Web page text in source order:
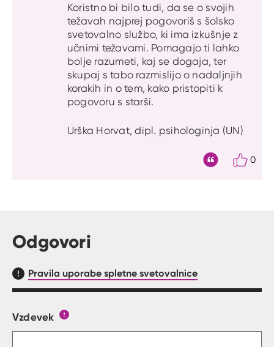
Koristno bi bilo tudi, da se o svojih
težavah najprej pogovoriš s šolsko
svetovalno službo, ki ima izkušnje z
učnimi težavami. Pomagajo ti lahko
bolje razumeti, kaj se dogaja, ter
skupaj s tabo razmislijo o nadaljnjih
korakih in o tem, kako pristopiti k
pogovoru s starši.
Urška Horvat, dipl. psihologinja (UN)
0
Odgovori
Pravila uporabe spletne svetovalnice
Obrazec, kjer lahko zastaviš vprašanje
Vzdevek